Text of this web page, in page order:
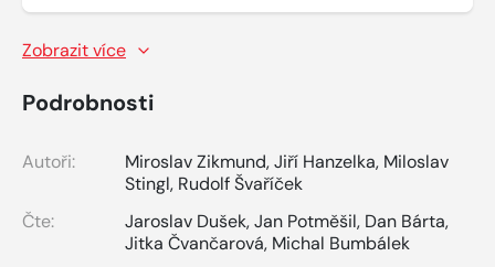
Zobrazit více
Podrobnosti
Autoři: Miroslav Zikmund,Jiří Hanzelka, Miloslav
Stingl, Rudolf Švaříček
Čte:
Jaroslav Dušek,Jan Potměšil, Dan Bárta,
Jitka Čvančarová, Michal Bumbálek